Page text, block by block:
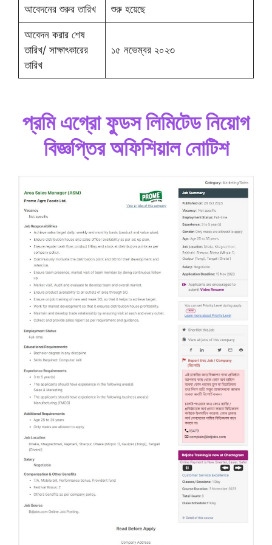
আবেদনের শুরুর তারিখ শুরু হয়েছে
আবেদন করার শেষ
তারিখ/ সাক্ষাৎকারের
তারিখ
১৫ নভেম্বর ২০২৩
প্রমি এগ্রো ফুডস লিমিটেড নিয়োগ
বিজ্ঞপ্তির অফিশিয়াল নোটিশ